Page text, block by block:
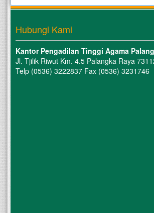
Hubungi Kami
Kantor Pengadilan Tinggi Agama
Jl. Tjilik Riwut Km. 4.5 Palangka Raya
Telp (0536) 3222837 Fax (0536) 3231746